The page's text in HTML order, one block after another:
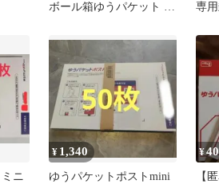
ボール箱ゆうパケット 定
専
ニ
¥ 1,340
ゆうパケットポストmini
¥
【